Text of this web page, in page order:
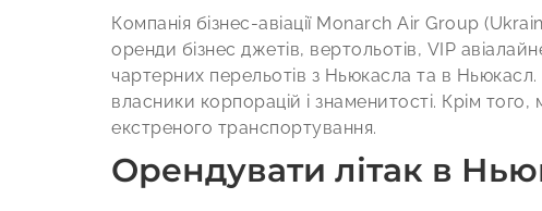
Компанія бізнес-авіації Monarch Air Group
оренди бізнес джетів, вертольотів, VIP
чартерних перельотів з Ньюкасла та в Ньюкасл.
власники корпорацій і знаменитості. Крім
екстреного транспортування.
Орендувати літак в